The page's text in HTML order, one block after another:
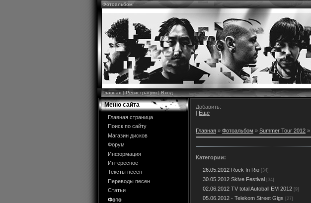
Фотоальбом
Главная|Регистрация|Вход
Меню сайта
Главная страница
Поиск по сайту
Магазин дисков
Форум
Информация
Интересное
Тексты песен
Переводы песен
Статьи
Фото
Добавить:
| Еще
Главная » Фотоальбом » Summer Tour 2012 »
Категории:
26.05.2012 Rock In Rio [34]
30.05.2012 Skive Festival [34]
02.06.2012 TV total Autoball EM 2012 [9]
05.06.2012 - Telekom Street Gigs [27]